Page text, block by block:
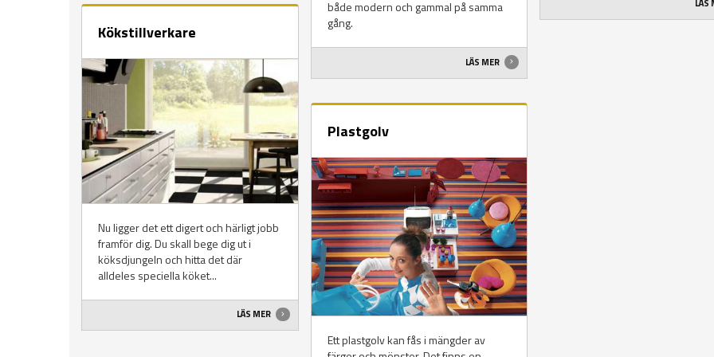
Kökstillverkare
Nu ligger det ett digert och härligt jobb
framför dig. Du skall bege dig ut i
köksdjungeln och hitta det där
alldeles speciella köket...
LÄS MER
både modern och gammal på samma
gång.
LÄS MER
Plastgolv
Ett plastgolv kan fås i mängder av
LÄS